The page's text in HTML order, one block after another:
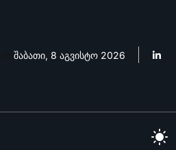
შაბათი, 8 აგვისტო 2026